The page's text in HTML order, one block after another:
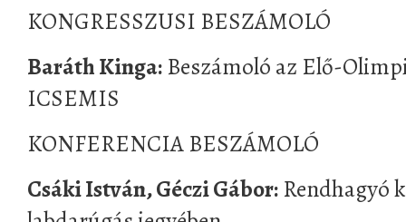
KONGRESSZUSI BESZÁMOLÓ
Baráth Kinga: Beszámoló az Elő-
ICSEMIS
KONFERENCIA BESZÁMOLÓ
Csáki István, Géczi Gábor: Rendhagyó